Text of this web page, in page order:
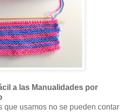
a las Manualidades por
que usamos no se pueden contar